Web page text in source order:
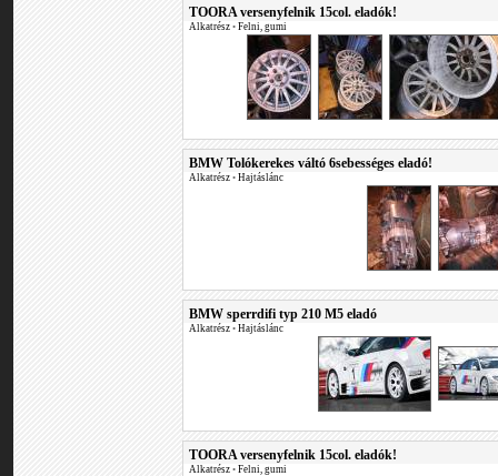
TOORA versenyfelnik 15col. eladók!
Alkatrész • Felni, gumi
BMW Tolókerekes váltó 6sebességes eladó!
Alkatrész • Hajtáslánc
BMW sperrdifi typ 210 M5 eladó
Alkatrész • Hajtáslánc
TOORA versenyfelnik 15col. eladók!
Alkatrész • Felni, gumi